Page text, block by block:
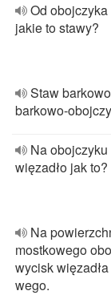
Od
jakie to stawy?
Staw
barkowo-
Na
więzadło jak to?
Na
mostkowego
wycisk
wego.